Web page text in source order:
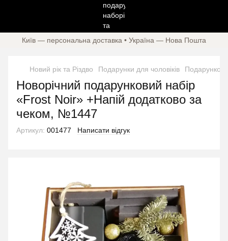
Київ — персональна доставка • Україна — Нова Пошта
Новий рік та Різдво Подарунки для чоловіків
Новорічний подарунковий набір
«Frost Noir» +Напій додатково за
чеком, №1447
Артикул: 001477 Написати відгук